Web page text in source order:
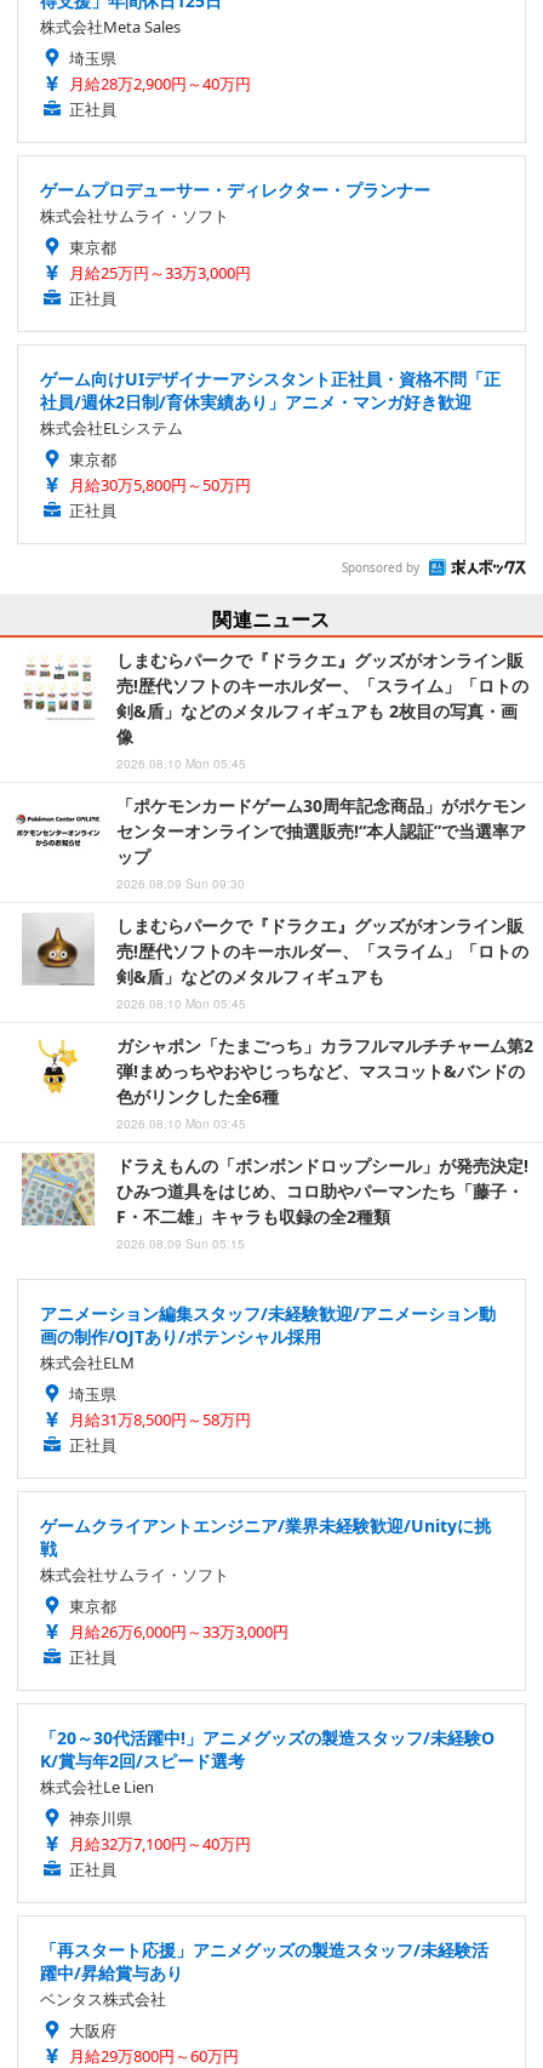
株式会社Meta Sales
埼玉県
月給28万2,900円～40万円
正社員
ゲームプロデューサー・ディレクター・プランナー
株式会社サムライ・ソフト
東京都
月給25万円～33万3,000円
正社員
ゲーム向けUIデザイナーアシスタント正社員・資格不問「正
社員/週休2日制/育休実績あり」アニメ・マンガ好き歓迎
株式会社ELシステム
東京都
月給30万5,800円～50万円
正社員
Sponsored by
関連ニュース
しまむらパークで『ドラクエ』グッズがオンライン販
売!歴代ソフトのキーホルダー、「スライム」「ロトの
剣&盾」などのメタルフィギュアも 2枚目の写真・画
像
2026.08.10 Mon 05:45
「ポケモンカードゲーム30周年記念商品」がポケモン
センターオンラインで抽選販売!“本人認証”で当選率ア
ップ
2026.08.09 Sun 09:30
しまむらパークで『ドラクエ』グッズがオンライン販
売!歴代ソフトのキーホルダー、「スライム」「ロトの
剣&盾」などのメタルフィギュアも
2026.08.10 Mon 05:45
ガシャポン「たまごっち」カラフルマルチチャーム第2
弾!まめっちやおやじっちなど、マスコット&バンドの
色がリンクした全6種
2026.08.10 Mon 03:45
ドラえもんの「ボンボンドロップシール」が発売決定!
ひみつ道具をはじめ、コロ助やパーマンたち「藤子・
F・不二雄」キャラも収録の全2種類
2026.08.09 Sun 05:15
アニメーション編集スタッフ/未経験歓迎/アニメーション動
画の制作/OJTあり/ポテンシャル採用
株式会社ELM
埼玉県
月給31万8,500円～58万円
正社員
ゲームクライアントエンジニア/業界未経験歓迎/Unityに挑
戦
株式会社サムライ・ソフト
東京都
月給26万6,000円～33万3,000円
正社員
「20～30代活躍中!」アニメグッズの製造スタッフ/未経験O
K/賞与年2回/スピード選考
株式会社Le Lien
神奈川県
月給32万7,100円～40万円
正社員
「再スタート応援」アニメグッズの製造スタッフ/未経験活
躍中/昇給賞与あり
ベンタス株式会社
大阪府
月給29万800円～60万円